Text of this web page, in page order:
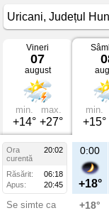
Vremea
Uricani
mâine
Județul
Hunedoara
Vineri
07
august
min.
+14°
max.
+27°
min.
+15°
Ora
20:02
curentă
Răsărit:
06:18
Apus:
20:45
Se simte ca
23:00
+20°
+20°
Sâ
aug
0:00
+18°
+18°